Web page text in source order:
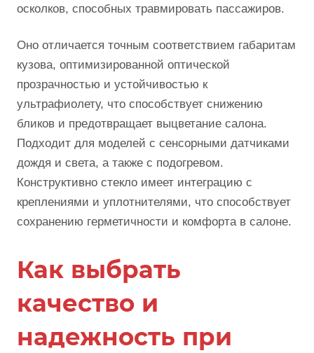
осколков, способных травмировать пассажиров.
Оно отличается точным соответствием габаритам
кузова, оптимизированной оптической
прозрачностью и устойчивостью к
ультрафиолету, что способствует снижению
бликов и предотвращает выцветание салона.
Подходит для моделей с сенсорными датчиками
дождя и света, а также с подогревом.
Конструктивно стекло имеет интеграцию с
креплениями и уплотнителями, что способствует
сохранению герметичности и комфорта в салоне.
Как выбрать
качество и
надежность при